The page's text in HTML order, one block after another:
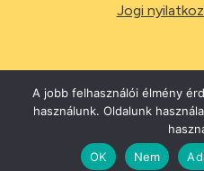
Jogi
2026Minden
A jobb felhasználói élmény
használunk. Oldalunk
OK
Nem